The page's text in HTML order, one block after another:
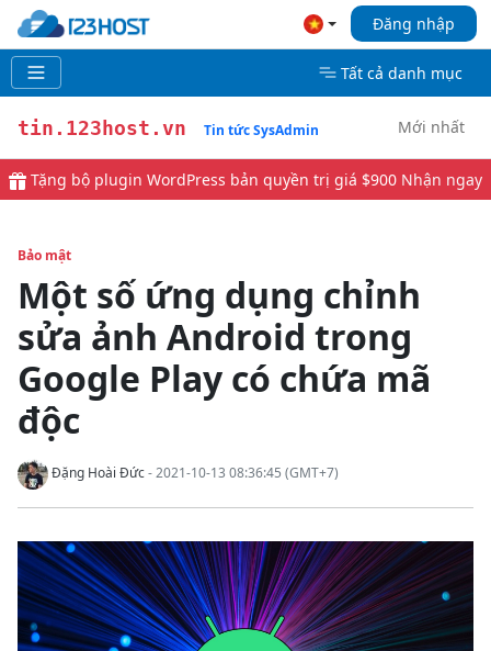
Đăng nhập
Tất cả danh mục
tin.123host.vn Tin tức SysAdmin Mới nhất
Tặng bộ plugin WordPress bản quyền trị giá $900 Nhận ngay
Bảo mật
Một số ứng dụng chỉnh
sửa ảnh Android trong
Google Play có chứa mã
độc
Đặng Hoài Đức- 2021-10-13 08:36:45 (GMT+7)